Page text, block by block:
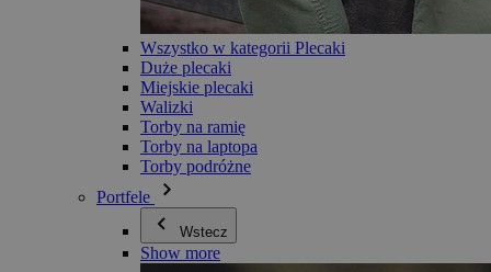
Wszystko w kategorii Plecaki
Duże plecaki
Miejskie plecaki
Walizki
Torby na ramię
Torby na laptopa
Torby podróżne
Portfele
Wstecz
Show more